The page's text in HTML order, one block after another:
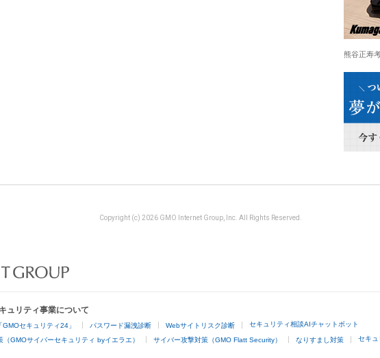
熊谷正寿
Copyright (c) 2026 GMO Internet Group, Inc. All Rights Reserved.
ュリティ事業について
セキュリティ24」 パスワード漏洩診断 Webサイトリスク診断 セキュリティ相談AIチャットボット
（GMOサイバーセキュリティ byイエラエ） サイバー攻撃対策（GMO Flatt Security） なりすまし対策 セキュ